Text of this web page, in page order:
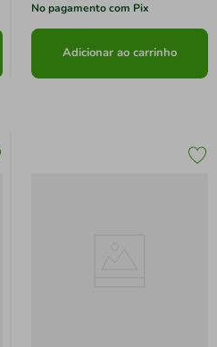
No pagamento com Pix
Adicionar ao carrinho